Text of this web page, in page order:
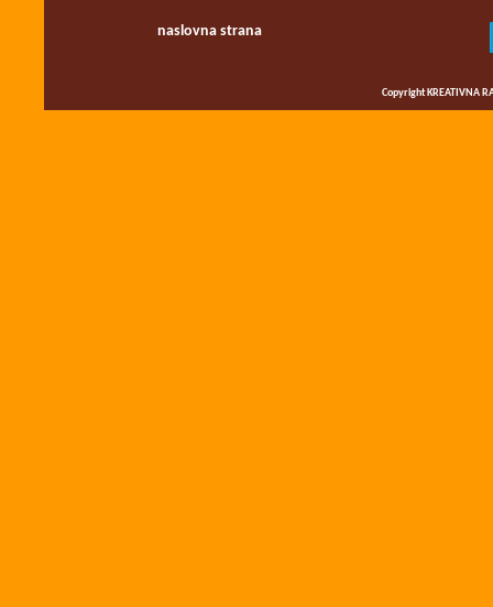
naslovna strana
Copyright KREATIVNA